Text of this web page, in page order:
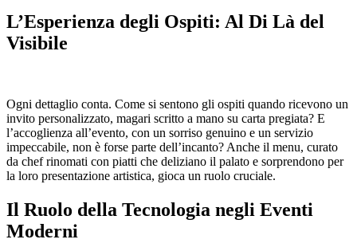
L’Esperienza degli Ospiti: Al Di Là del
Visibile
Ogni dettaglio conta. Come si sentono gli ospiti quando ricevono un
invito personalizzato, magari scritto a mano su carta pregiata? E
l’accoglienza all’evento, con un sorriso genuino e un servizio
impeccabile, non è forse parte dell’incanto? Anche il menu, curato
da chef rinomati con piatti che deliziano il palato e sorprendono per
la loro presentazione artistica, gioca un ruolo cruciale.
Il Ruolo della Tecnologia negli Eventi
Moderni